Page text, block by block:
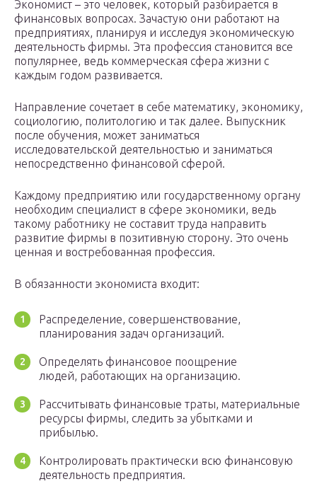
Экономист – это человек, который разбирается в
финансовых вопросах. Зачастую они работают на
предприятиях, планируя и исследуя экономическую
деятельность фирмы. Эта профессия становится все
популярнее, ведь коммерческая сфера жизни с
каждым годом развивается.
Направление сочетает в себе математику, экономику,
социологию, политологию и так далее. Выпускник
после обучения, может заниматься
исследовательской деятельностью и заниматься
непосредственно финансовой сферой.
Каждому предприятию или государственному органу
необходим специалист в сфере экономики, ведь
такому работнику не составит труда направить
развитие фирмы в позитивную сторону. Это очень
ценная и востребованная профессия.
В обязанности экономиста входит:
Распределение, совершенствование,
планирования задач организаций.
Определять финансовое поощрение
людей, работающих на организацию.
Рассчитывать финансовые траты, материальные
ресурсы фирмы, следить за убытками и
прибылью.
Контролировать практически всю финансовую
деятельность предприятия.